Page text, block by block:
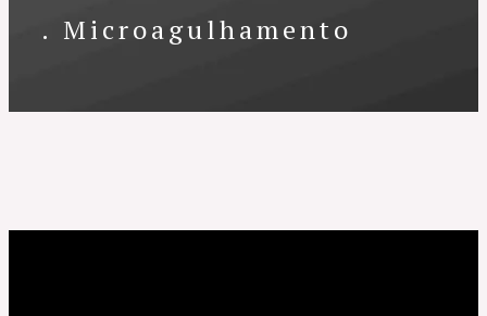
. Microagulhamento